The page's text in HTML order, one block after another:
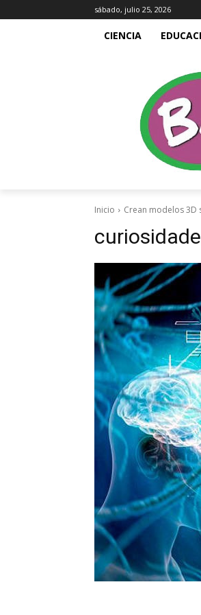
sábado, julio 25, 2026
CIENCIA
Inicio Crean modelos